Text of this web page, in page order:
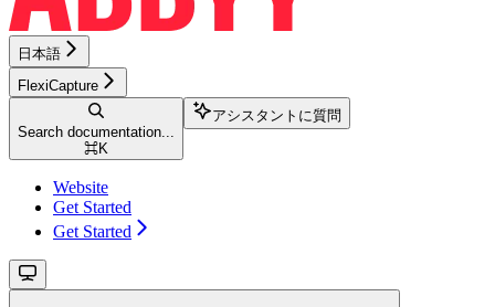
日本語
FlexiCapture
Search documentation...
⌘K
アシスタントに質問
Website
Get Started
Get Started